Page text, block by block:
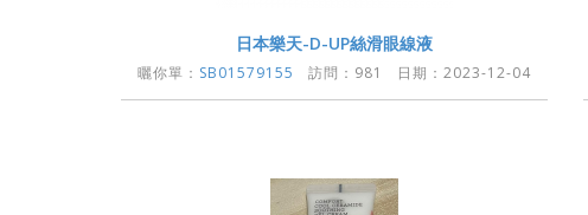
日本樂天-D-UP絲滑眼線液
曬你單： SB01579155 訪問：981 日期：2023-12-04